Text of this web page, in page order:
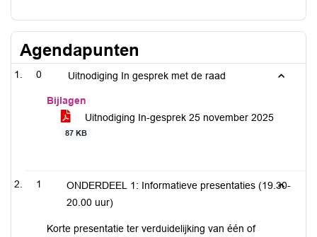
Agendapunten
0 Uitnodiging In gesprek met de raad
Bijlagen
Uitnodiging In-gesprek 25 november 2025
87 KB
1
ONDERDEEL 1: Informatieve presentaties (19.30-
20.00 uur)
Korte presentatie ter verduidelijking van één of